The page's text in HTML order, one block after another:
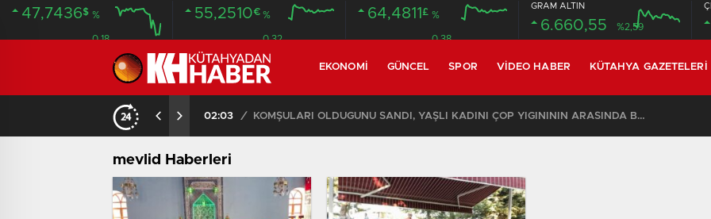
47,7436$ %
0.18
55,2510€ %
0.32
64,4811 £ %
0.38
GRAM ALTIN
6.660,55 %2,59
EKONOMI GÜNCEL SPOR VIDEO HABER KÜTAHYA GAZETELERI
02:03 / KOMŞULARI ÖLDÜĞÜNÜ SANDI, YAŞLI KADINI ÇÖP YIĞINININ ARASINDA BULUNDU
mevlid Haberleri